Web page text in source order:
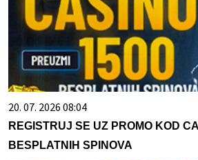
20. 07. 2026 08:04
REGISTRUJ SE UZ PROMO KOD
BESPLATNIH SPINOVA